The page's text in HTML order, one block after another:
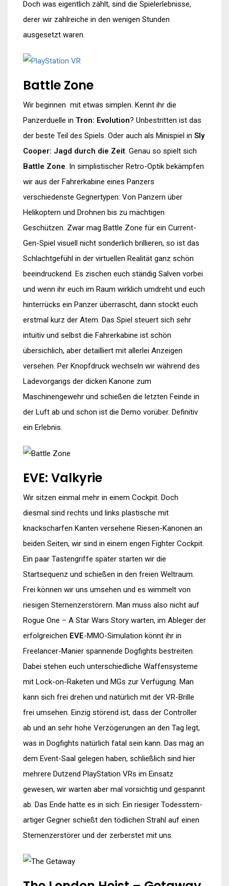
Doch was eigentlich zählt, sind die Spielerlebnisse,
derer wir zahlreiche in den wenigen Stunden
ausgesetzt waren.
Battle Zone
Wir beginnen mit etwas simplen. Kennt ihr die
Panzerduelle in Tron: Evolution? Unbestritten ist das
der beste Teil des Spiels. Oder auch als Minispiel in Sly
Cooper: Jagd durch die Zeit. Genau so spielt sich
Battle Zone. In simplistischer Retro-Optik bekämpfen
wir aus der Fahrerkabine eines Panzers
verschiedenste Gegnertypen: Von Panzern über
Helikoptern und Drohnen bis zu mächtigen
Geschützen. Zwar mag Battle Zone für ein Current-
Gen-Spiel visuell nicht sonderlich brillieren, so ist das
Schlachtgefühl in der virtuellen Realität ganz schön
beeindruckend. Es zischen euch ständig Salven vorbei
und wenn ihr euch im Raum wirklich umdreht und euch
hinterrücks ein Panzer überrascht, dann stockt euch
erstmal kurz der Atem. Das Spiel steuert sich sehr
intuitiv und selbst die Fahrerkabine ist schön
übersichlich, aber detailliert mit allerlei Anzeigen
versehen. Per Knopfdruck wechseln wir während des
Ladevorgangs der dicken Kanone zum
Maschinengewehr und schießen die letzten Feinde in
der Luft ab und schon ist die Demo vorüber. Definitiv
ein Erlebnis.
EVE: Valkyrie
Wir sitzen einmal mehr in einem Cockpit. Doch
diesmal sind rechts und links plastische mit
knackscharfen Kanten versehene Riesen-Kanonen an
beiden Seiten, wir sind in einem engen Fighter Cockpit.
Ein paar Tastengriffe später starten wir die
Startsequenz und schießen in den freien Weltraum.
Frei können wir uns umsehen und es wimmelt von
riesigen Sternenzerstörern. Man muss also nicht auf
Rogue One – A Star Wars Story warten, im Ableger der
erfolgreichen EVE-MMO-Simulation könnt ihr in
Freelancer-Manier spannende Dogfights bestreiten.
Dabei stehen euch unterschiedliche Waffensysteme
mit Lock-on-Raketen und MGs zur Verfügung. Man
kann sich frei drehen und natürlich mit der VR-Brille
frei umsehen. Einzig störend ist, dass der Controller
ab und an sehr hohe Verzögerungen an den Tag legt,
was in Dogfights natürlich fatal sein kann. Das mag an
dem Event-Saal gelegen haben, schließlich sind hier
mehrere Dutzend PlayStation VRs im Einsatz
gewesen, wir warten aber mal vorsichtig und gespannt
ab. Das Ende hatte es in sich: Ein riesiger Todesstern-
artiger Gegner schießt den tödlichen Strahl auf einen
Sternenzerstörer und der zerberstet mit uns.